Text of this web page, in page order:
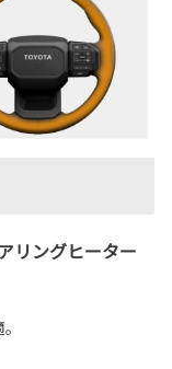
リングヒーター